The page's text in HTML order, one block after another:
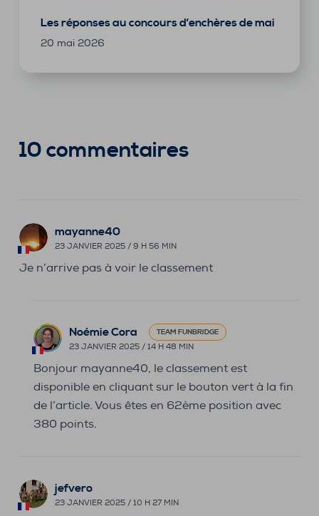
Les réponses au concours d’enchères de mai
20 mai 2026
10 commentaires
mayanne40
23 JANVIER 2025 / 9 H 56 MIN
Je n’arrive pas à voir le classement
Noémie Cora TEAM FUNBRIDGE
23 JANVIER 2025 / 14 H 48 MIN
Bonjour mayanne40, le classement est
disponible en cliquant sur le bouton vert à la fin
de l’article. Vous êtes en 62ème position avec
380 points.
jefvero
23 JANVIER 2025 / 10 H 27 MIN